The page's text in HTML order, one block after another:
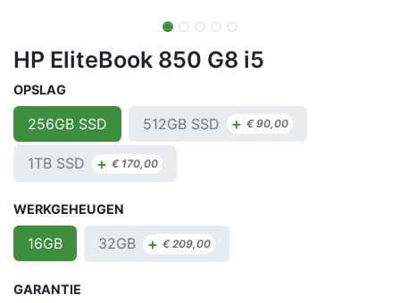
HP EliteBook 850 G8 i5
OPSLAG
256GB SSD 512GB SSD + €90,00
1TB SSD + € 170,00
WERKGEHEUGEN
16GB 32GB + €209,00
GARANTIE